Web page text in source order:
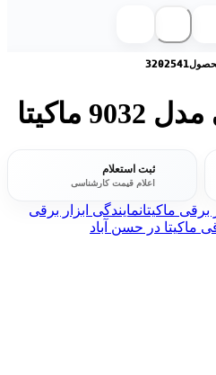
3202541
ثبت استعلام
اعلام قیمت کارشناسی
برقی ماکیتانمایندگی ابزار برقی
ماکیتا در حسن آباد